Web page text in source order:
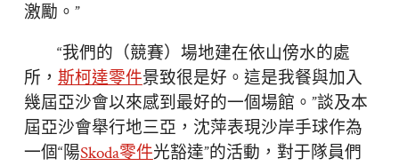
激勵。”
“我們的（競賽）場地建在依山傍水的處
所，斯柯達零件景致很是好。這是我餐與加入
幾屆亞沙會以來感到最好的一個場館。”談及本
屆亞沙會舉行地三亞，沈萍表現沙岸手球作為
一個“陽Skoda零件光豁達”的活動，對于隊員們